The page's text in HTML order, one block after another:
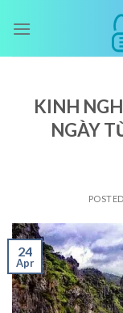
KINH
NGÀY
24
Apr